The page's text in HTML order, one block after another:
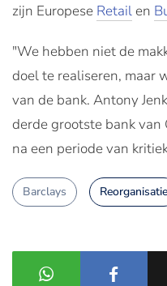
zijn Europese Retail en
"We hebben niet de
doel te realiseren, maar
van de bank. Antony
derde grootste bank
na een periode van
Barclays Reorganisatie